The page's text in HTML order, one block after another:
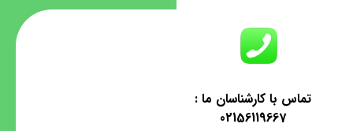
تماس با کارشناسان ما :
02156119667